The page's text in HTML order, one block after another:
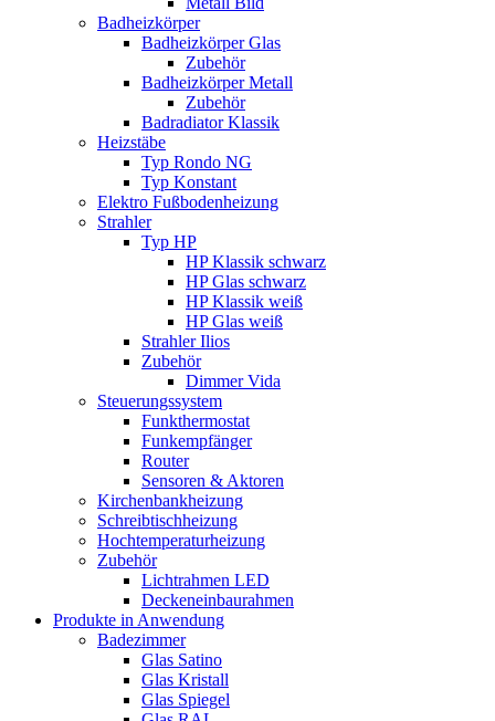
Badheizkörper
Badheizkörper Glas
Zubehör
Badheizkörper Metall
Zubehör
Badradiator Klassik
Heizstäbe
Typ Rondo NG
Typ Konstant
Elektro Fußbodenheizung
Strahler
Typ HP
HP Klassik schwarz
HP Glas schwarz
HP Klassik weiß
HP Glas weiß
Strahler Ilios
Zubehör
Dimmer Vida
Steuerungssystem
Funkthermostat
Funkempfänger
Router
Sensoren & Aktoren
Kirchenbankheizung
Schreibtischheizung
Hochtemperaturheizung
Zubehör
Lichtrahmen LED
Deckeneinbaurahmen
Produkte in Anwendung
Badezimmer
Glas Satino
Glas Kristall
Glas Spiegel